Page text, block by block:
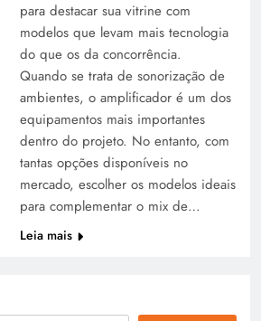
para destacar sua vitrine com
modelos que levam mais tecnologia
do que os da concorrência.
Quando se trata de sonorização de
ambientes, o amplificador é um dos
equipamentos mais importantes
dentro do projeto. No entanto, com
tantas opções disponíveis no
mercado, escolher os modelos ideais
para complementar o mix de…
Leia mais